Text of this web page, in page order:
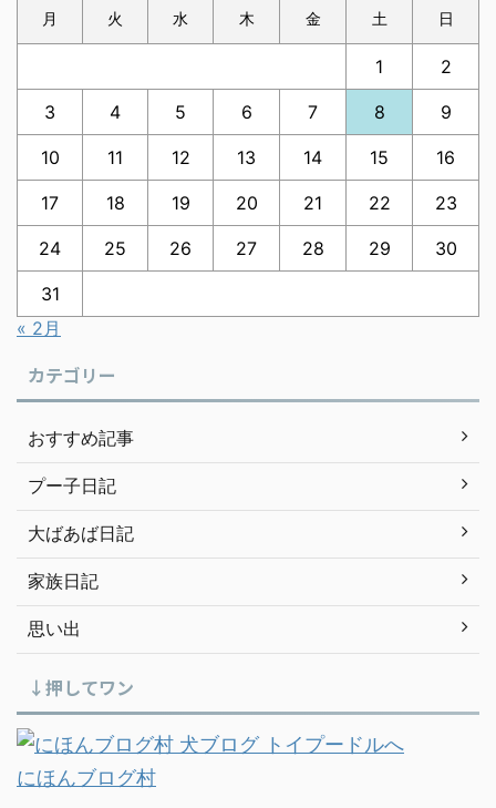
月 火 水 木 金 土 日
1 2
3 4 5 6 7 8 9
10 11 12 13 14 15 16
17 18 19 20 21 22 23
24 25 26 27 28 29 30
31
« 2月
カテゴリー
おすすめ記事
プー子日記
大ばあば日記
家族日記
思い出
↓押してワン
にほんブログ村